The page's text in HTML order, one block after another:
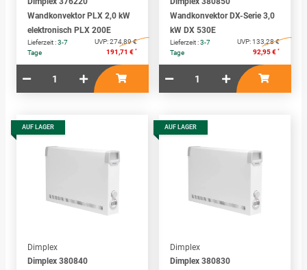
Wandkonvektor PLX 2,0 kW
elektronisch PLX 200E
Lieferzeit :3-7
Tage
UVP:274,89 €
191,71 € *
Wandkonvektor DX-Serie 3,0
kW DX 530E
Lieferzeit :3-7
Tage
UVP:133,28 €
92,95 € *
AUF LAGER
Dimplex
Dimplex 380840
AUF LAGER
Dimplex
Dimplex 380830